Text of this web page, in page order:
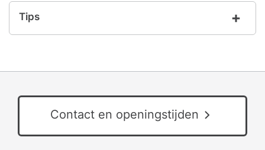
Tips
Contact en openingstijden